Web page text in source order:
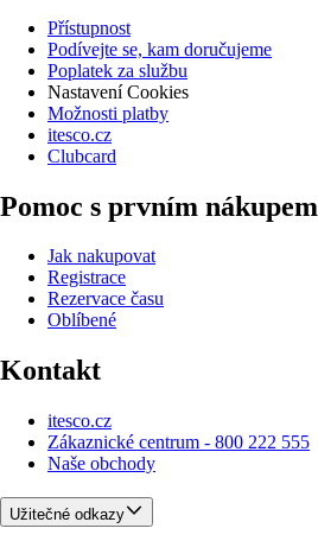
Přístupnost
Podívejte se, kam doručujeme
Poplatek za službu
Nastavení Cookies
Možnosti platby
itesco.cz
Clubcard
Pomoc s prvním nákupem
Jak nakupovat
Registrace
Rezervace času
Oblíbené
Kontakt
itesco.cz
Zákaznické centrum - 800 222 555
Naše obchody
Užitečné odkazy